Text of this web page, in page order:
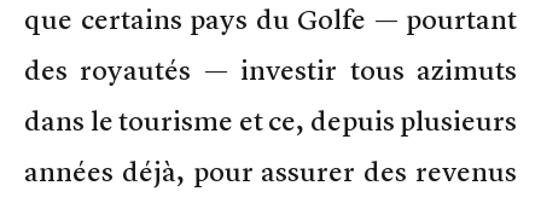
que certains pays du Golfe — pourtant
des royautés — investir tous azimuts
dans le tourisme et ce, depuis plusieurs
années déjà, pour assurer des revenus